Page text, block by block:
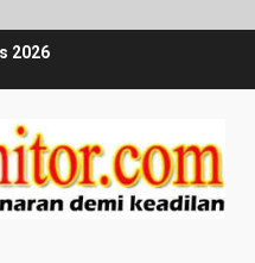
2026